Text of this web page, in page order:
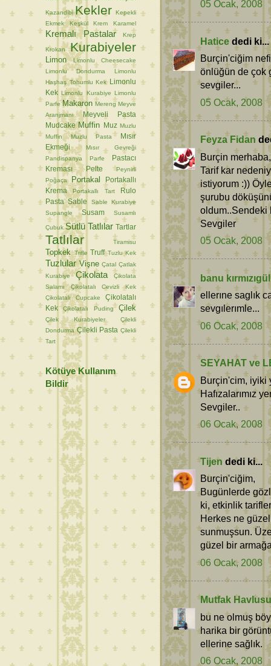
05 Ocak, 2008
Hatice dedi ki...
Burçin'ciğim
önlüğün de çok
sevgiler...
05 Ocak, 2008
Feyza Fidan
Burçin merhaba,
Tarif kar
istiyorum :))
şurubu
oldum..Sendeki
Sevgiler
05 Ocak, 2008
banu kırmızıgül
ellerıne saglık
sevgılerımle...
06 Ocak, 2008
SEYAHAT ve
Burçin'cim, iyiki
Hafızalarımız
Sevgiler..
06 Ocak, 2008
Tijen dedi ki...
Burçin'ciğim,
Bugünlerde
ki, etkinlik
Herkes ne
sunmuşsun.
güzel bir
06 Ocak, 2008
Mutfak Havlusu
bu ne olmuş
harika bir
ellerine sağlık.
06 Ocak, 2008
Kazandibi Kekler Kepekli
Ekmek
Keşkül Krem Karamel
Kremalı Pastalar Krep
Krokan Kurabiyeler
Limon
Limonlu Cheesecake
Limonlu Dondurma
Limonlu
Haşhaş Tohumlu Kek
Limonlu
Kek Limonlu Kurabiye Limonlu
Parfe Makaron Mereng Meyve
Aranjmanı
Meyveli Pasta
Mudcake Muffin Muz Muzlu
Muffin
Muzlu Pasta
Mısır
Ekmeği
Mısır Gevreği
Pandispanya
Parfe
Pastacı
Kreması
Pelte
Peynirli
Poğaça
Portakal
Portakallı
Krema
Portakallı Tart
Rulo
Pasta Sable
Sable Kurabiye
Supangle
Susam Susamlı
Çubuk Sütlü Tatlılar Tartlar
Tatlılar Tiramisu
Topkek Trifle Truff Tuzlu Kek
Tuzlular Vişne Çatal Çatlak
Kurabiye
Çikolata
Çikolata
Salamı
Çikolatalı Cevizli Kek
Çikolatalı Cupcake
Çikolatalı
Kek
Çikolatalı Puding Çilek
Çilek Kurabiyeler
Çilekli
Dondurma Çilekli Pasta Çilekli
Tart
Kötüye Kullanım
Bildir